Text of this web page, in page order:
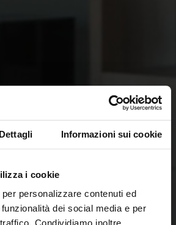
Dettagli Informazioni sui cookie
i cookie
personalizzare contenuti ed
dei social media e per